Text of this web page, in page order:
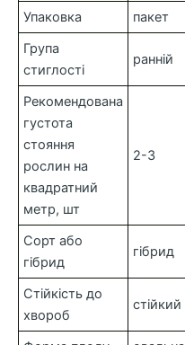
Упаковка
пакет
Група
стиглості
ранній
Рекомендована
густота
стояння
рослин на
квадратний
метр, шт
2-3
Сорт або
гібрид
гібрид
Стійкість до
хвороб
стійкий